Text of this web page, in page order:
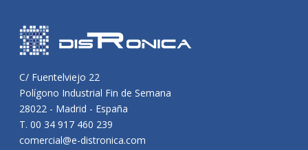
C/ Fuentelviejo 22
Polígono Industrial Fin de Semana
28022 - Madrid - España
T. 00 34 917 460 239
comercial@e-distronica.com